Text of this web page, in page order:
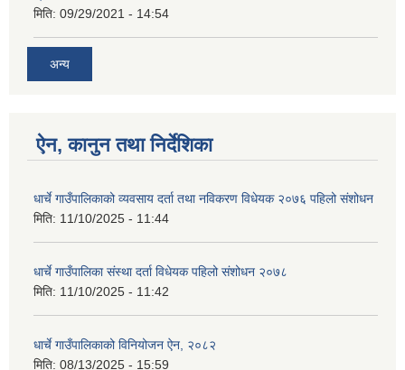
मिति: 09/29/2021 - 14:54
अन्य
ऐन, कानुन तथा निर्देशिका
धार्चे गाउँपालिकाको व्यवसाय दर्ता तथा नविकरण विधेयक २०७६ पहिलो संशोधन
मिति: 11/10/2025 - 11:44
धार्चे गाउँपालिका संस्था दर्ता विधेयक पहिलो संशोधन २०७८
मिति: 11/10/2025 - 11:42
धार्चे गाउँपालिकाको विनियोजन ऐन, २०८२
मिति: 08/13/2025 - 15:59